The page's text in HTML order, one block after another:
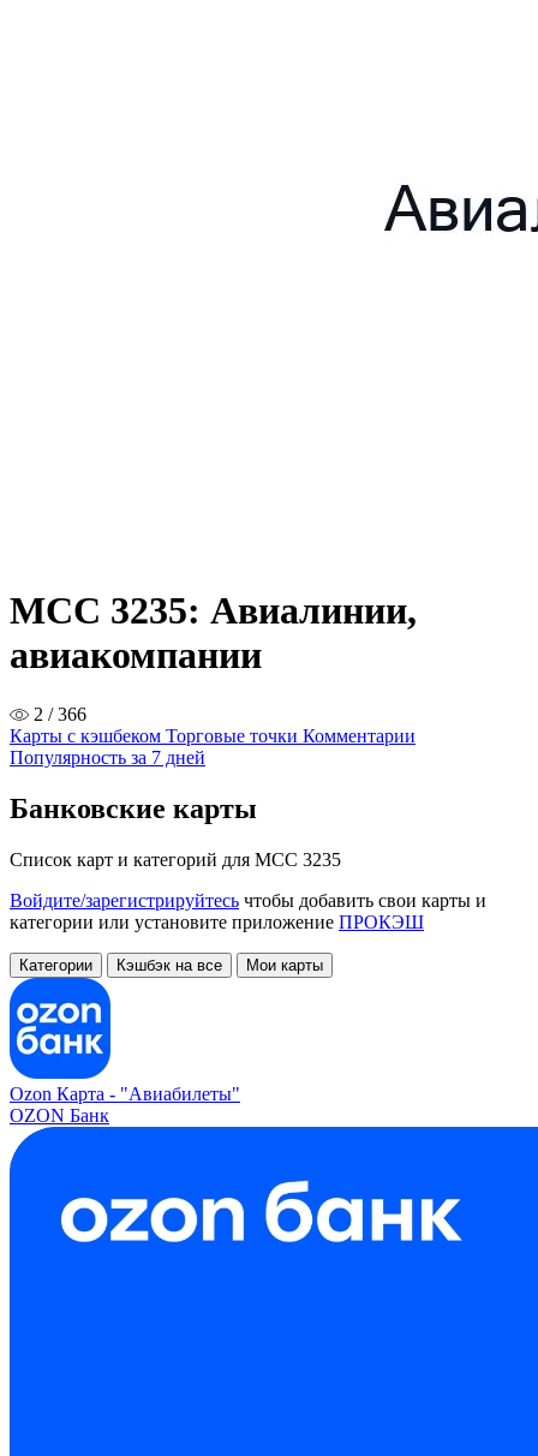
MCC 3235: Авиалинии,
авиакомпании
2 / 366
Карты с кэшбеком Торговые точки Комментарии
Популярность за 7 дней
Банковские карты
Список карт и категорий для MCC 3235
Войдите/зарегистрируйтесь чтобы добавить свои карты и
категории или установите приложение ПРОКЭШ
Категории Кэшбэк на все Мои карты
Ozon Карта - "Авиабилеты"
OZON Банк